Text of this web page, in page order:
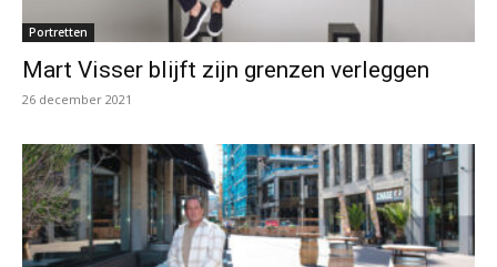
Portretten
Mart Visser blijft zijn grenzen verleggen
26 december 2021